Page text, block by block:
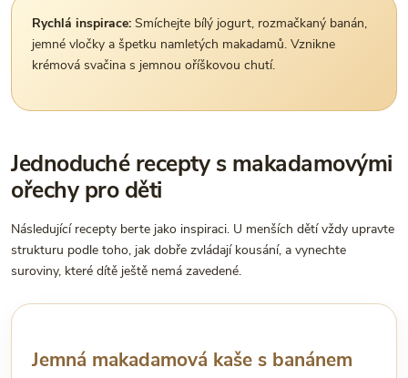
Rychlá inspirace: Smíchejte bílý jogurt, rozmačkaný banán,
jemné vločky a špetku namletých makadamů. Vznikne
krémová svačina s jemnou oříškovou chutí.
Jednoduché recepty s makadamovými
ořechy pro děti
Následující recepty berte jako inspiraci. U menších dětí vždy upravte
strukturu podle toho, jak dobře zvládají kousání, a vynechte
suroviny, které dítě ještě nemá zavedené.
Jemná makadamová kaše s banánem